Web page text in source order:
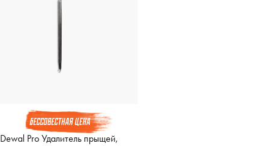
Dewal Pro Удалитель прыщей,